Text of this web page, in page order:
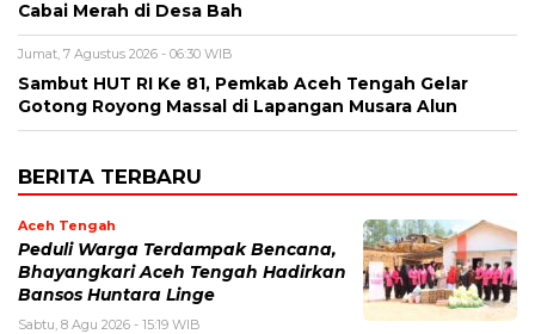
Cabai Merah di Desa Bah
Jumat, 7 Agustus 2026 - 06:30 WIB
Sambut HUT RI Ke 81, Pemkab Aceh Tengah Gelar
Gotong Royong Massal di Lapangan Musara Alun
BERITA TERBARU
Aceh Tengah
Peduli Warga Terdampak Bencana,
Bhayangkari Aceh Tengah Hadirkan
Bansos Huntara Linge
Sabtu, 8 Agu 2026 - 15:19 WIB